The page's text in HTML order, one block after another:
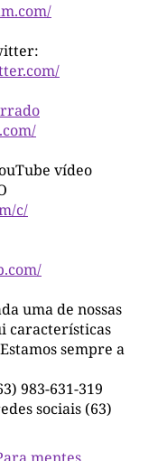
vídeo
c/
uma de nossas
características
sempre a
983-631-319
sociais (63)